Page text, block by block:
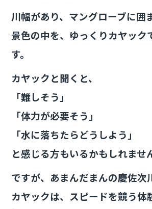
川幅があり、マングローブに囲
景色の中を、ゆっくりカヤック
す。
カヤックと聞くと、
「難しそう」
「体力が必要そう」
「水に落ちたらどうしよう」
と感じる方もいるかもしれませ
ですが、あまんだまんの慶佐次
カヤックは、スピードを競う体